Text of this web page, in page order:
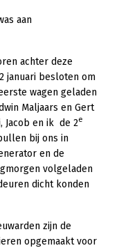
aan
achter deze
januari besloten om
wagen geladen
Maljaars en Gert
Jacob en ik de 2e
bij ons in
en de
volgeladen
dicht konden
zijn de
opgemaakt voor